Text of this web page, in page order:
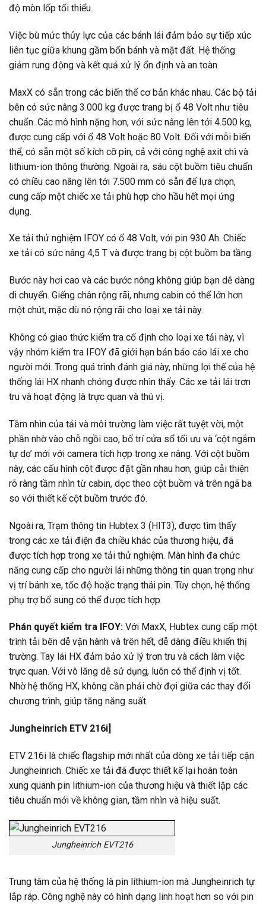
độ mòn lốp tối thiểu.
Việc bù mức thủy lực của các bánh lái đảm bảo sự tiếp xúc
liên tục giữa khung gầm bốn bánh và mặt đất. Hệ thống
giảm rung động và kết quả xử lý ổn định và an toàn.
MaxX có sẵn trong các biến thể cơ bản khác nhau. Các bộ tải
bên có sức nâng 3.000 kg được trang bị ổ 48 Volt như tiêu
chuẩn. Các mô hình nặng hơn, với sức nâng lên tới 4.500 kg,
được cung cấp với ổ 48 Volt hoặc 80 Volt. Đối với mỗi biến
thể, có sẵn một số kích cỡ pin, cả với công nghệ axit chì và
lithium-ion thông thường. Ngoài ra, sáu cột buồm tiêu chuẩn
có chiều cao nâng lên tới 7.500 mm có sẵn để lựa chọn,
cung cấp một chiếc xe tải phù hợp cho hầu hết mọi ứng
dụng.
Xe tải thử nghiệm IFOY có ổ 48 Volt, với pin 930 Ah. Chiếc
xe tải có sức nâng 4,5 T và được trang bị cột buồm ba tầng.
Bước này hơi cao và các bước nông không giúp bạn dễ dàng
di chuyển. Giếng chân rộng rãi, nhưng cabin có thể lớn hơn
một chút, mặc dù nó rộng rãi cho loại xe tải này.
Không có giao thức kiểm tra cố định cho loại xe tải này, vì
vậy nhóm kiểm tra IFOY đã giới hạn bản báo cáo lái xe cho
người mới. Trong quá trình đánh giá này, những lợi thế của hệ
thống lái HX nhanh chóng được nhìn thấy. Các xe tải lái trơn
tru và hoạt động là trực quan và thú vị.
Tầm nhìn của tải và môi trường làm việc rất tuyệt vời, một
phần nhờ vào chỗ ngồi cao, bố trí cửa sổ tối ưu và ‘cột ngắm
tự do’ mới với camera tích hợp trong xe nâng. Với cột buồm
này, các cấu hình cột được đặt gần nhau hơn, giúp cải thiện
rõ ràng tầm nhìn từ cabin, dọc theo cột buồm và trên ngã ba
so với thiết kế cột buồm trước đó.
Ngoài ra, Trạm thông tin Hubtex 3 (HIT3), được tìm thấy
trong các xe tải điện đa chiều khác của thương hiệu, đã
được tích hợp trong xe tải thử nghiệm. Màn hình đa chức
năng cung cấp cho người lái những thông tin quan trọng như
vị trí bánh xe, tốc độ hoặc trạng thái pin. Tùy chọn, hệ thống
phụ trợ bổ sung có thể được tích hợp.
Phán quyết kiểm tra IFOY: Với MaxX, Hubtex cung cấp một
trình tải bên dễ vận hành và trên hết, dễ dàng điều khiển thị
trường. Tay lái HX đảm bảo xử lý trơn tru và cách làm việc
trực quan. Với vô lăng dễ sử dụng, luôn có thể định vị tốt.
Nhờ hệ thống HX, không cần phải chờ đợi giữa các thay đổi
chương trình, giúp tăng năng suất.
Jungheinrich ETV 216i]
ETV 216i là chiếc flagship mới nhất của dòng xe tải tiếp cận
Jungheinrich. Chiếc xe tải đã được thiết kế lại hoàn toàn
xung quanh pin lithium-ion của thương hiệu và thiết lập các
tiêu chuẩn mới về không gian, tầm nhìn và hiệu suất.
Jungheinrich EVT216
Trung tâm của hệ thống là pin lithium-ion mà Jungheinrich tự
lắp ráp. Công nghệ này có hình dạng linh hoạt hơn so với pin